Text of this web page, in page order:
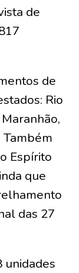
de
de
Rio
Também
Espírito
que
das 27
unidades